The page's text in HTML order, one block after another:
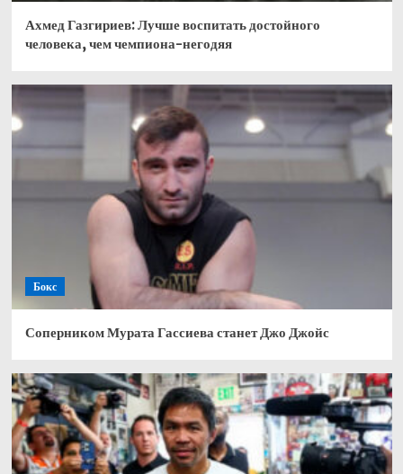
Ахмед Газгириев: Лучше воспитать достойного
человека, чем чемпиона-негодяя
Бокс
Соперником Мурата Гассиева станет Джо Джойс